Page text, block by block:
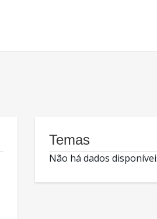
Temas
Não há dados